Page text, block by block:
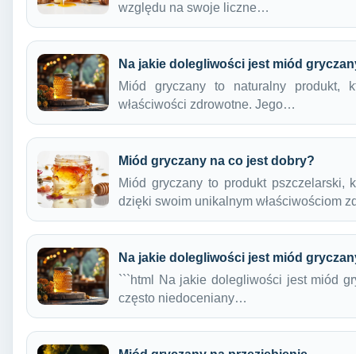
względu na swoje liczne…
Na jakie dolegliwości jest miód
Miód gryczany to naturalny
właściwości zdrowotne. Jego…
Miód gryczany na co jest dobry?
Miód gryczany to produkt pszczelarski,
dzięki swoim unikalnym właściwościom
Na jakie dolegliwości jest miód
```html Na jakie dolegliwości jest miód
często niedoceniany…